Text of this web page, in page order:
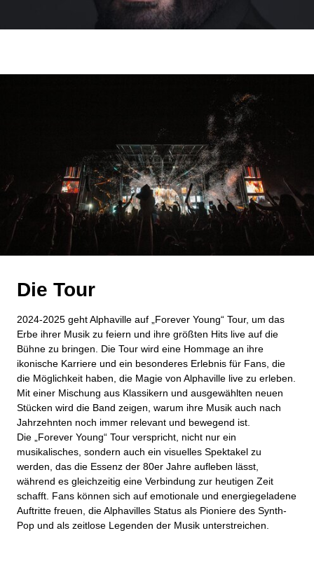
Die Tour
2024-2025 geht Alphaville auf „Forever Young“ Tour, um das
Erbe ihrer Musik zu feiern und ihre größten Hits live auf die
Bühne zu bringen. Die Tour wird eine Hommage an ihre
ikonische Karriere und ein besonderes Erlebnis für Fans, die
die Möglichkeit haben, die Magie von Alphaville live zu erleben.
Mit einer Mischung aus Klassikern und ausgewählten neuen
Stücken wird die Band zeigen, warum ihre Musik auch nach
Jahrzehnten noch immer relevant und bewegend ist.
Die „Forever Young“ Tour verspricht, nicht nur ein
musikalisches, sondern auch ein visuelles Spektakel zu
werden, das die Essenz der 80er Jahre aufleben lässt,
während es gleichzeitig eine Verbindung zur heutigen Zeit
schafft. Fans können sich auf emotionale und energiegeladene
Auftritte freuen, die Alphavilles Status als Pioniere des Synth-
Pop und als zeitlose Legenden der Musik unterstreichen.